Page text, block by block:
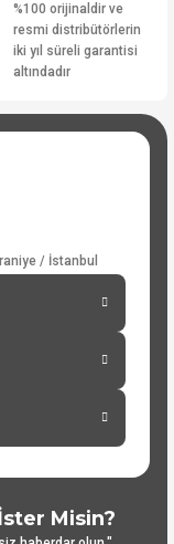
%100 orijinaldir ve
resmi distribütörlerin
iki yıl süreli garantisi
altındadır
/ İstanbul
Misin?